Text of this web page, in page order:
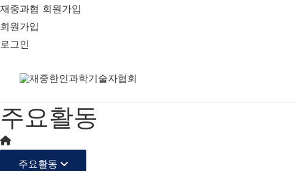
재중과협 회원가입
회원가입
로그인
주요활동
주요활동